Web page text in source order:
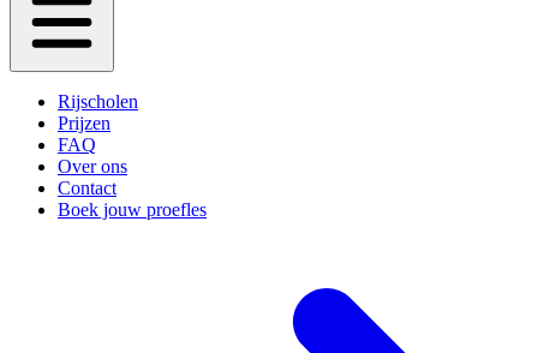
Rijscholen
Prijzen
FAQ
Over ons
Contact
Boek jouw proefles